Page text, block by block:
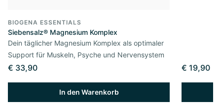
BIOGENA ESSENTIALS
Siebensalz® Magnesium Komplex
Dein täglicher Magnesium Komplex als optimaler
Support für Muskeln, Psyche und Nervensystem
€ 33,90
In den Warenkorb
€ 19,90